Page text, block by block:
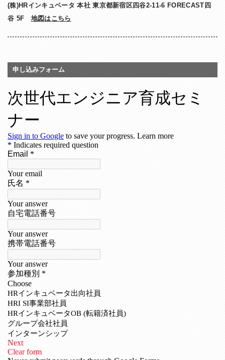
(株)HRインキュベータ 本社 東京都新宿区四谷2-11-6 FORECAST四
谷 5F 地図はこちら
申し込みフォーム